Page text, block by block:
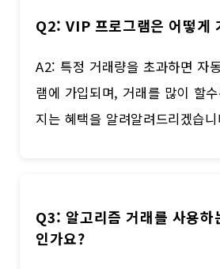
Q2: VIP 프로그램은 어떻게
A2: 특정 거래량을 초과하면 자
램에 가입되며, 거래를 많이 할
지는 혜택을 알려알려드리겠습
Q3: 알고리즘 거래를 사용하
인가요?